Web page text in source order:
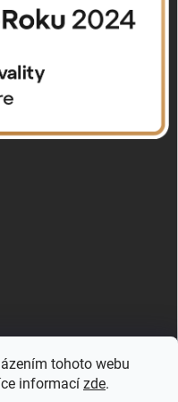
tohoto webu
informací zde.